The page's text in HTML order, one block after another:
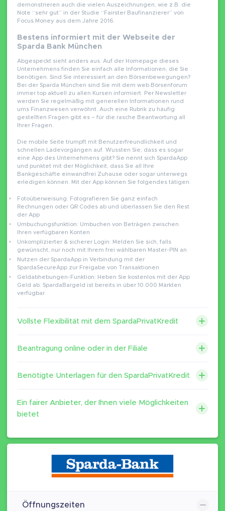
demonstrieren auch die vielen Auszeichnungen, wie z.B. die
Note “sehr gut” in der Studie “Fairster Baufinanzierer” von
Focus Money aus dem Jahre 2016.
Bestens informiert mit der Webseite der
Sparda Bank München
Abgespeckt sieht anders aus. Auf der Homepage dieses
Unternehmens finden Sie einfach alle Informationen, die Sie
benötigen. Sind Sie interessiert an den Börsenbewegungen?
Bei der Sparda München sind Sie mit dem web.Börsenforum
immer top aktuell zu allen Kursen informiert. Per Newsletter
werden Sie regelmäßig mit generellen Informationen rund
ums Finanzwesen verwöhnt. Auch eine Rubrik zu häufig
gestellten Fragen gibt es – für die rasche Beantwortung all
Ihrer Fragen.
Die mobile Seite trumpft mit Benutzerfreundlichkeit und
schnellen Ladevorgängen auf. Wussten Sie, dass es sogar
eine App des Unternehmens gibt? Sie nennt sich SpardaApp
und punktet mit der Möglichkeit, dass Sie all Ihre
Bankgeschäfte einwandfrei Zuhause oder sogar unterwegs
erledigen können. Mit der App können Sie folgendes tätigen:
Fotoüberweisung: Fotografieren Sie ganz einfach
Rechnungen oder QR Codes ab und überlassen Sie den Rest
der App
Umbuchungsfunktion: Umbuchen von Beträgen zwischen
Ihren verfügbaren Konten
Unkomplizierter & sicherer Login: Melden Sie sich, falls
gewünscht, nur noch mit Ihrem frei wählbaren Master-PIN an
Nutzen der SpardaApp in Verbindung mit der
SpardaSecureApp zur Freigabe von Transaktionen
Geldabhebungen-Funktion: Heben Sie kostenlos mit der App
Geld ab. SpardaBargeld ist bereits in über 10.000 Märkten
verfügbar.
Vollste Flexibilität mit dem SpardaPrivatKredit
Beantragung online oder in der Filiale
Benötigte Unterlagen für den SpardaPrivatKredit
Ein fairer Anbieter, der Ihnen viele Möglichkeiten
bietet
Öffnungszeiten